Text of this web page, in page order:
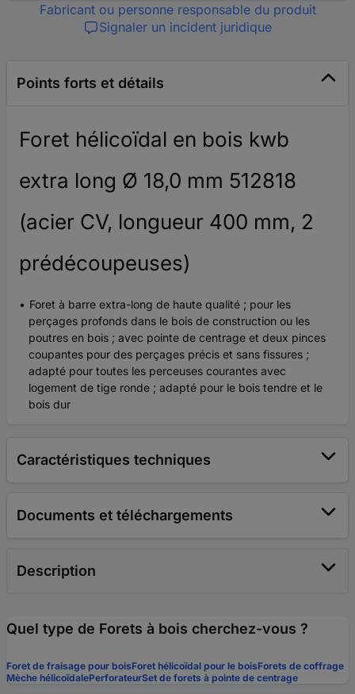
Fabricant ou personne responsable du produit
Signaler un incident juridique
Points forts et détails
Foret hélicoïdal en bois kwb
extra long Ø 18,0 mm 512818
(acier CV, longueur 400 mm, 2
prédécoupeuses)
Foret à barre extra-long de haute qualité ; pour les
perçages profonds dans le bois de construction ou les
poutres en bois ; avec pointe de centrage et deux pinces
coupantes pour des perçages précis et sans fissures ;
adapté pour toutes les perceuses courantes avec
logement de tige ronde ; adapté pour le bois tendre et le
bois dur
Caractéristiques techniques
Documents et téléchargements
Description
Quel type de Forets à bois cherchez-vous ?
Foret de fraisage pour boisForet hélicoïdal pour le boisForets de coffrage
Mèche hélicoïdalePerforateurSet de forets à pointe de centrage